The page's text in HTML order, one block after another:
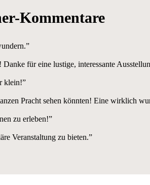
Kommentare
für eine lustige, interessante
klein!”
Pracht sehen könnten! Eine wirklich
zu erleben!”
Veranstaltung zu bieten.”